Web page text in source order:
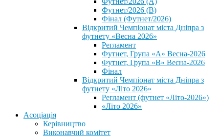
Футнет/2026 (В)
Фінал (Футнет/2026)
Відкритий Чемпіонат міста Дніпра з
футнету «Весна 2026»
Регламент
Футнет, Група «А» Весна-2026
Футнет, Група «В» Весна-2026
Фінал
Відкритий Чемпіонат міста Дніпра з
футнету «Літо 2026»
Регламент (футнет «Літо-2026»)
«Літо 2026»
Асоціація
Керівництво
Виконавчий комітет